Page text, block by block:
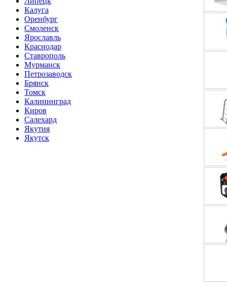
Калуга
Оренбург
Смоленск
Ярославль
Краснодар
Ставрополь
Мурманск
Петрозаводск
Брянск
Томск
Калининград
Киров
Салехард
Якутия
Якутск